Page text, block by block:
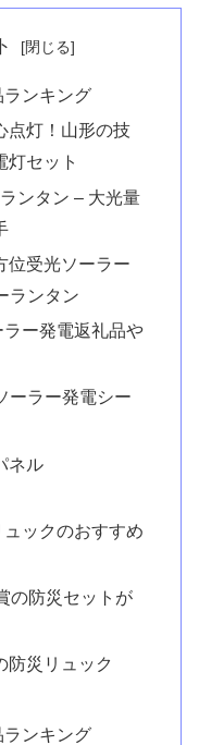
ンキング
点灯！山形の技
灯セット
ンタン – 大光量
位受光ソーラー
ランタン
ー発電返礼品や
ーラー発電シー
ネル
ックのおすすめ
の防災セットが
防災リュック
ンキング